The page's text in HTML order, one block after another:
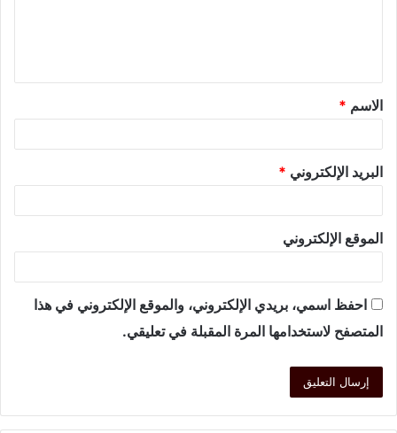
الاسم *
البريد الإلكتروني *
الموقع الإلكتروني
احفظ اسمي، بريدي الإلكتروني، والموقع الإلكتروني في هذا
المتصفح لاستخدامها المرة المقبلة في تعليقي.